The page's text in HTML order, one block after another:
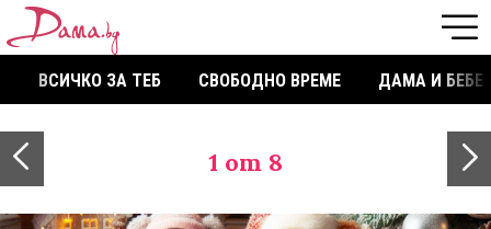
ВСИЧКО ЗА ТЕБ СВОБОДНО ВРЕМЕ ДАМА И БЕБЕ
1 от 8